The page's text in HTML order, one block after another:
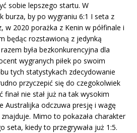
sobie lepszego startu. W
burza, by po wygraniu 6:1 I seta z
w 2020 porażka z Kenin w półfinale i
będąc rozstawioną z jedynką
była bezkonkurencyjna dla
wygranych piłek po swoim
tych statystykach zdecydowanie
przyczepić się do czegokolwiek
nie stał już na tak wysokim
Australijka odczuwa presję i wagę
Mimo to pokazała charakter
seta, kiedy to przegrywała już 1:5.